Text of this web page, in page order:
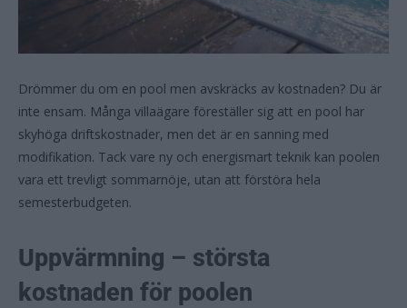
Drömmer du om en pool men avskräcks av kostnaden? Du är
inte ensam. Många villaägare föreställer sig att en pool har
skyhöga driftskostnader, men det är en sanning med
modifikation. Tack vare ny och energismart teknik kan poolen
vara ett trevligt sommarnöje, utan att förstöra hela
semesterbudgeten.
Uppvärmning – största
kostnaden för poolen